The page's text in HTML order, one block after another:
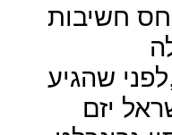
חשיבות
שהגיע
יזם